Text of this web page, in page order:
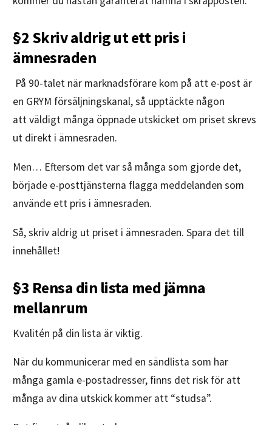
§2 Skriv aldrig ut ett pris i
ämnesraden
På 90-talet när marknadsförare kom på att e-post är
en GRYM försäljningskanal, så upptäckte någon
att väldigt många öppnade utskicket om priset skrevs
ut direkt i ämnesraden.
Men… Eftersom det var så många som gjorde det,
började e-posttjänsterna flagga meddelanden som
använde ett pris i ämnesraden.
Så, skriv aldrig ut priset i ämnesraden. Spara det till
innehållet!
§3 Rensa din lista med jämna
mellanrum
Kvalitén på din lista är viktig.
När du kommunicerar med en sändlista som har
många gamla e-postadresser, finns det risk för att
många av dina utskick kommer att “studsa”.